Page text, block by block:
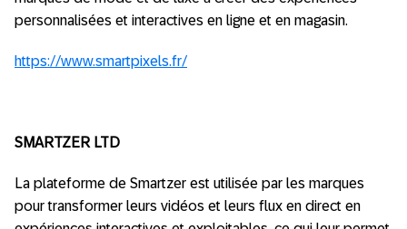
personnalisées et interactives en ligne et en magasin.
https://www.smartpixels.fr/
SMARTZER LTD
La plateforme de Smartzer est utilisée par les marques
pour transformer leurs vidéos et leurs flux en direct en